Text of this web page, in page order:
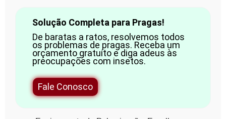
Solução Completa para Pragas!
De baratas a ratos, resolvemos todos
os problemas de pragas. Receba um
orçamento gratuito e diga adeus às
preocupações com insetos.
Fale Conosco